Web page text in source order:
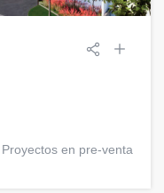
Proyectos en pre-venta